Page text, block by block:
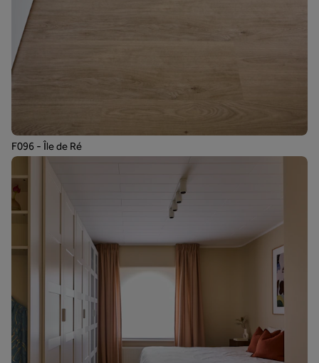
F096 - Île de Ré